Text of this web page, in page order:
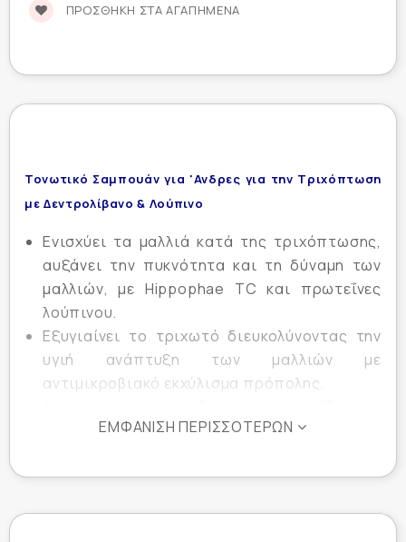
ΠΡΟΣΘΉΚΗ ΣΤΑ ΑΓΑΠΗΜΈΝΑ
Τονωτικό Σαμπουάν για 'Ανδρες για την Τριχόπτωση
με Δεντρολίβανο & Λούπινο
Ενισχύει τα μαλλιά κατά της τριχόπτωσης,
αυξάνει την πυκνότητα και τη δύναμη των
μαλλιών, με Hippophae TC και πρωτεΐνες
λούπινου.
Εξυγιαίνει το τριχωτό διευκολύνοντας την
υγιή ανάπτυξη των μαλλιών με
αντιμικροβιακό εκχύλισμα πρόπολης.
τρίχας με πληθώρα τονωτικών συστατικών:
εκχυλίσματα από ginseng*, κίνα, θυμάρι*,
ΕΜΦΆΝΙΣΗ ΠΕΡΙΣΣΌΤΕΡΩΝ